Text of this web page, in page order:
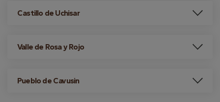
Castillo de Uchisar
Valle de Rosa y Rojo
Pueblo de Cavusin